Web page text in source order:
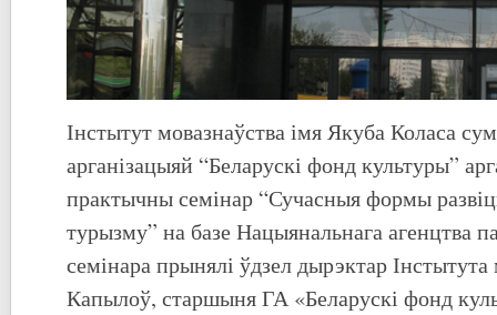
Інстытут мовазнаўства імя Якуба Коласа
арганізацыяй “Беларускі фонд культуры”
практычны семінар “Сучасныя формы
турызму” на базе Нацыянальнага агенцтва
семінара прынялі ўдзел дырэктар
Капылоў, старшыня ГА «Беларускі фонд